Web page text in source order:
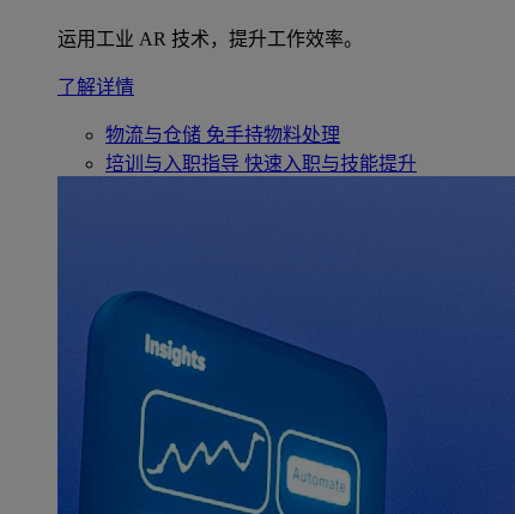
运用工业 AR 技术，提升工作效率。
了解详情
物流与仓储 免手持物料处理
培训与入职指导 快速入职与技能提升